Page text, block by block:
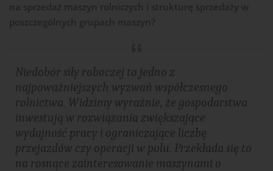
Niedobór siły roboczej to jedno z
najpoważniejszych wyzwań współczesnego
rolnictwa. Widzimy wyraźnie, że gospodarstwa
inwestują w rozwiązania zwiększające
wydajność pracy i ograniczające liczbę
przejazdów czy operacji w polu. Przekłada się to
na rosnące zainteresowanie maszynami o